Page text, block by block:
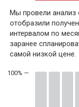
Мы провели анализ
отобразили
интервалом по
заранее
самой низкой цене.